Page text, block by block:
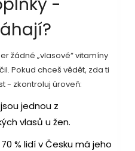
žádné „vlasové“ vitamíny
Pokud chceš vědět, zda ti
- zkontroluj úroveň:
jednou z
vlasů u žen.
% lidí v Česku má jeho